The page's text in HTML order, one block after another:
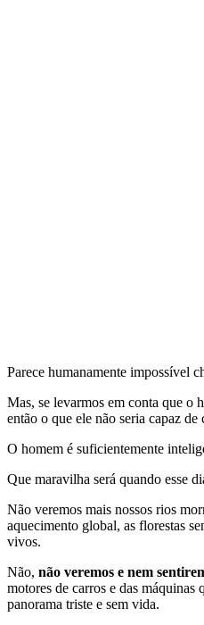
Parece humanamente impossível
Mas, se levarmos em conta que o
então o que ele não seria capaz
O homem é suficientemente
Que maravilha será quando esse
Não veremos mais nossos rios
aquecimento global, as florestas
vivos.
Não, não veremos e nem
motores de carros e das máquinas
panorama triste e sem vida.